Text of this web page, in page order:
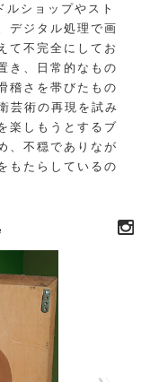
ショップやスト
デジタル処理で画
て不完全にしてお
き、日常的なもの
稽さを帯びたもの
芸術の再現を試み
楽しもうとするブ
、不穏でありなが
もたらしているの